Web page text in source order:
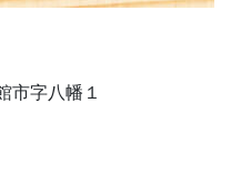
市字八幡１